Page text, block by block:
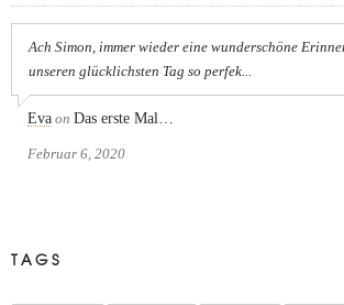
Ach Simon, immer wieder eine wunderschöne
unseren glücklichsten Tag so perfek...
Eva on Das erste Mal…
Februar 6, 2020
TAGS